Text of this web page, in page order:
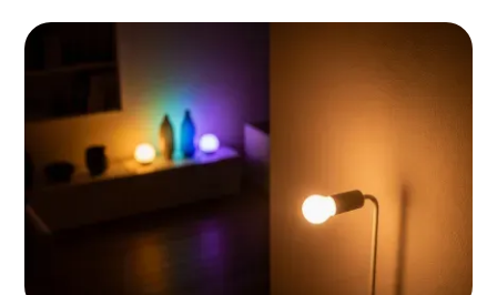
Philips Hue heeft de verlichtingsmarkt veranderd. Wat
begon als een slimme lamp is uitgegroeid tot een
compleet ecosysteem dat je huis transformeert in
een intelligente, energiezuinige en persoonlijke
woonervaring. De vraag is niet meer óf slimme
verlichting de toekomst is, maar welke investering
het beste bij jouw situatie past.